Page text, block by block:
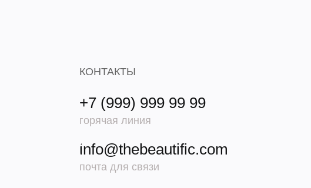
почта для связи
КОНТАКТЫ
info@thebeautific.com
+7 (999) 999 99 99
горячая линия